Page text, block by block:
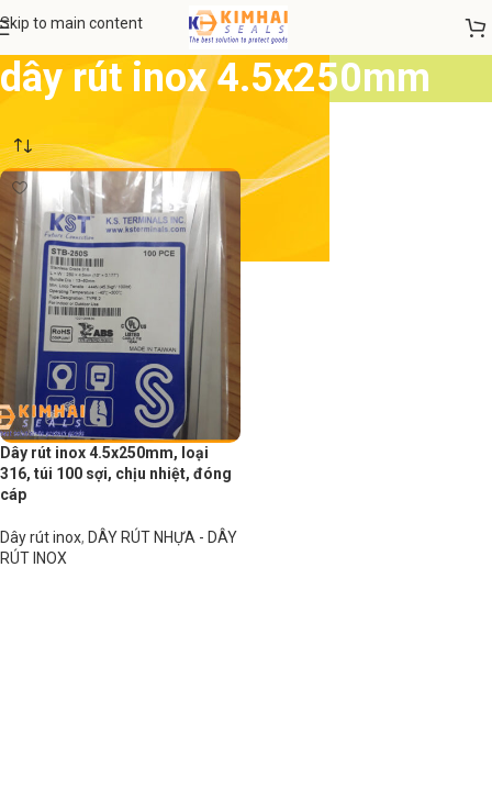
Skip to main content
dây rút inox 4.5x250mm
Dây rút inox 4.5x250mm, loại
316, túi 100 sợi, chịu nhiệt, đóng
cáp
Dây rút inox, DÂY RÚT NHỰA - DÂY
RÚT INOX